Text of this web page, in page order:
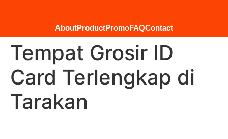
AboutProductPromoFAQContact
Tempat Grosir ID
Card Terlengkap di
Tarakan